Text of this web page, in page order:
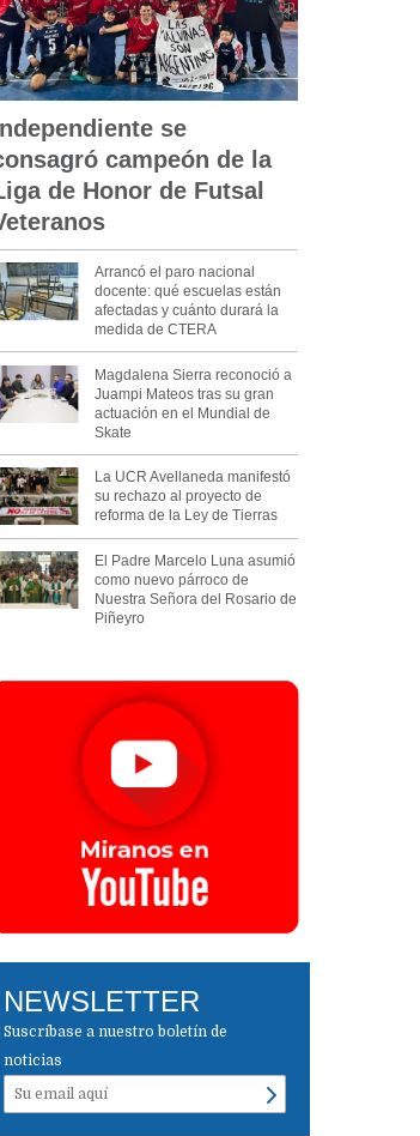
se
campeón de la
de Honor de Futsal
Arrancó el paro nacional
docente: qué escuelas están
afectadas y cuánto durará la
medida de CTERA
Magdalena Sierra reconoció a
Juampi Mateos tras su gran
actuación en el Mundial de
Skate
La UCR Avellaneda manifestó
su rechazo al proyecto de
reforma de la Ley de Tierras
El Padre Marcelo Luna asumió
como nuevo párroco de
Nuestra Señora del Rosario de
Piñeyro
NEWSLETTER
Suscríbase a nuestro boletín de
noticias